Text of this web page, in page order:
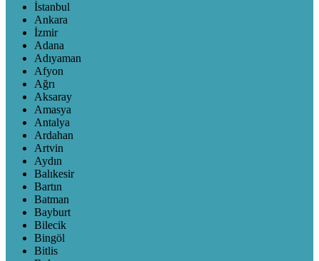
İstanbul
Ankara
İzmir
Adana
Adıyaman
Afyon
Ağrı
Aksaray
Amasya
Antalya
Ardahan
Artvin
Aydın
Balıkesir
Bartın
Batman
Bayburt
Bilecik
Bingöl
Bitlis